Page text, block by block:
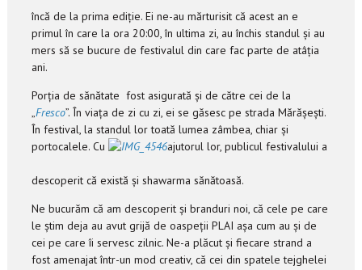
încă de la prima ediție. Ei ne-au mărturisit că acest an e
primul în care la ora 20:00, în ultima zi, au închis standul și au
mers să se bucure de festivalul din care fac parte de atâția
ani.
Porția de sănătate fost asigurată și de către cei de la
„Fresco”. În viața de zi cu zi, ei se găsesc pe strada Mărășești.
În festival, la standul lor toată lumea zâmbea, chiar și
portocalele. Cu
ajutorul lor, publicul festivalului a
descoperit că există și shawarma sănătoasă.
Ne bucurăm că am descoperit și branduri noi, că cele pe care
le știm deja au avut grijă de oaspeții PLAI așa cum au și de
cei pe care îi servesc zilnic. Ne-a plăcut și fiecare strand a
fost amenajat într-un mod creativ, că cei din spatele tejghelei